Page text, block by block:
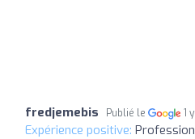
fredjemebis Publié le 1
Expérience positive: